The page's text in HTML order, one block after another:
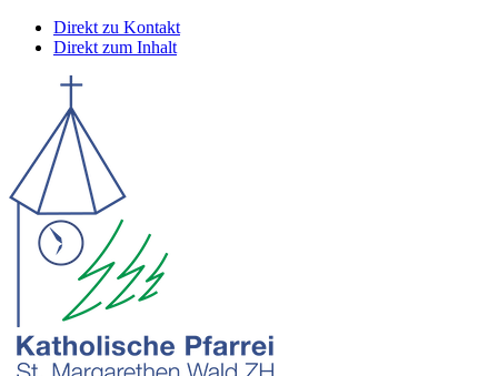
Direkt zu Kontakt
Direkt zum Inhalt